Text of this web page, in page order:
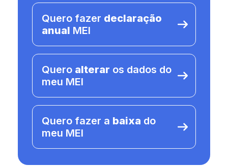
Quero fazer declaração
anual MEI
Quero alterar os dados do
meu MEI
Quero fazer a baixa do
meu MEI